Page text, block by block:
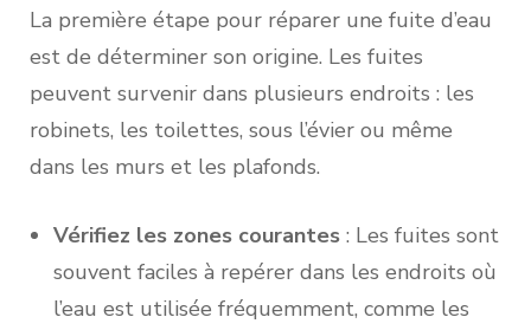
La première étape pour réparer une fuite d’eau
est de déterminer son origine. Les fuites
peuvent survenir dans plusieurs endroits : les
robinets, les toilettes, sous l’évier ou même
dans les murs et les plafonds.
Vérifiez les zones courantes : Les fuites sont
souvent faciles à repérer dans les endroits où
l’eau est utilisée fréquemment, comme les